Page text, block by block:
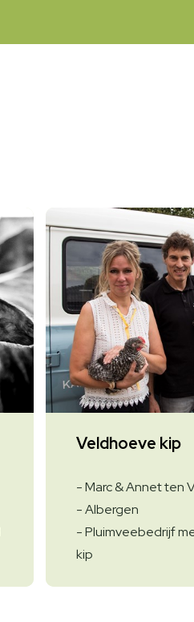
Veldhoeve kip
- Marc & Annet ten
- Albergen
- Pluimveebedrijf
kip